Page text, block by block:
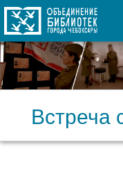
Встреча